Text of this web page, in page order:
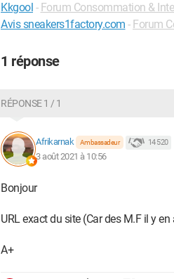
Kkgool - Forum Consommation &
Avis sneakers1factory.com - Forum
1 réponse
RÉPONSE 1 / 1
Afrikarnak Ambassadeur 14 520
3 août 2021 à 10:56
Bonjour
URL exact du site (Car des M.F il y
A+